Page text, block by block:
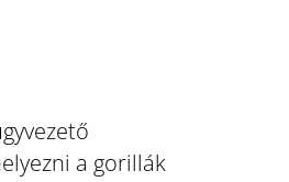
a gorillák